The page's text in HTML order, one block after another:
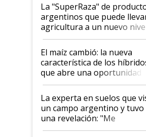
La "SuperRaza" de
argentinos que puede
agricultura a un nuevo nivel:
posibilidades de
infinitas"
El maíz cambió: la nueva
característica de los
que abre una oportunidad
el lote
La experta en suelos que
un campo argentino y tuvo
una revelación: "Me
impresionó mucho"